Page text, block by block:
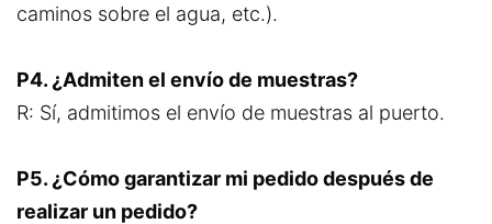
caminos sobre el agua, etc.).
P4. ¿Admiten el envío de muestras?
R: Sí, admitimos el envío de muestras al puerto.
P5. ¿Cómo garantizar mi pedido después de
realizar un pedido?